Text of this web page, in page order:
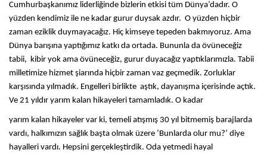
Cumhurbaşkanımız liderliğinde bizlerin etkisi tüm Dünya’dadır. O
yüzden kendimiz ile ne kadar gurur duysak azdır. O yüzden hiçbir
zaman eziklik duymayacağız. Hiç kimseye tepeden bakmıyoruz. Ama
Dünya barışına yaptığımız katkı da ortada. Bununla da övüneceğiz
tabii, kibir yok ama övüneceğiz, gurur duyacağız yaptıklarımızla. Tabii
milletimize hizmet şiarında hiçbir zaman vaz geçmedik. Zorluklar
karşısında yılmadık. Engelleri birlikte aştık, dayanışma içerisinde açtık.
Ve 21 yıldır yarım kalan hikayeleri tamamladık. O kadar
yarım kalan hikayeler var ki, temeli atışmış 30 yıl bitmemiş barajlarda
vardı, halkımızın sağlık başta olmak üzere ‘Bunlarda olur mu?’ diye
hayalleri vardı. Hepsini gerçekleştirdik. Oda yetmedi hayal